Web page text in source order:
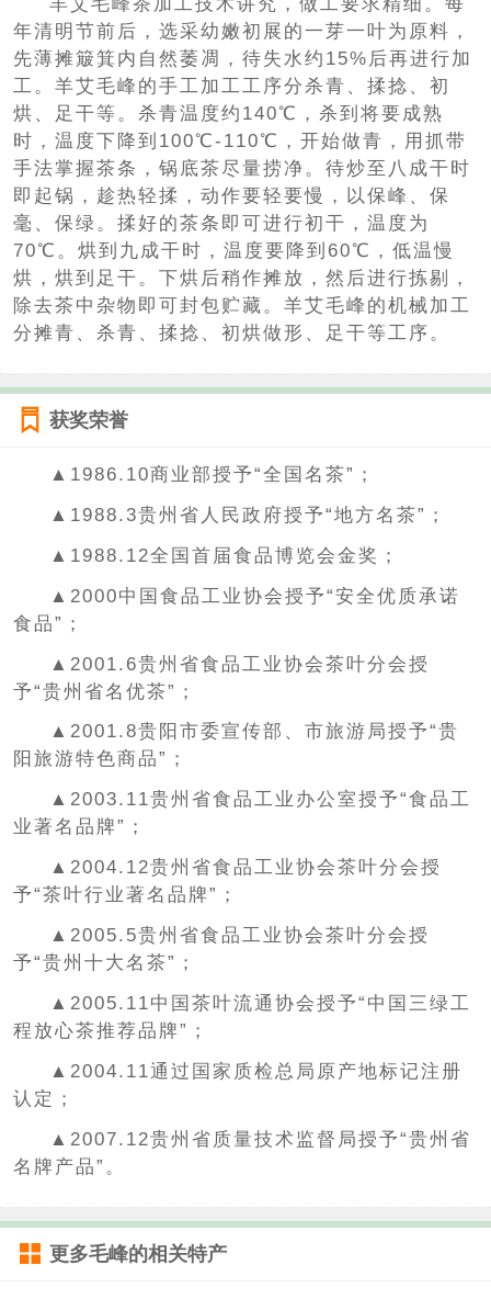
年清明节前后，选采幼嫩初展的一芽一叶为原料，
先薄摊簸箕内自然萎凋，待失水约15%后再进行加
工。羊艾毛峰的手工加工工序分杀青、揉捻、初
烘、足干等。杀青温度约140℃，杀到将要成熟
时，温度下降到100℃-110℃，开始做青，用抓带
手法掌握茶条，锅底茶尽量捞净。待炒至八成干时
即起锅，趁热轻揉，动作要轻要慢，以保峰、保
毫、保绿。揉好的茶条即可进行初干，温度为
70℃。烘到九成干时，温度要降到60℃，低温慢
烘，烘到足干。下烘后稍作摊放，然后进行拣剔，
除去茶中杂物即可封包贮藏。羊艾毛峰的机械加工
分摊青、杀青、揉捻、初烘做形、足干等工序。
获奖荣誉
▲1986.10商业部授予“全国名茶”；
▲1988.3贵州省人民政府授予“地方名茶”；
▲1988.12全国首届食品博览会金奖；
▲2000中国食品工业协会授予“安全优质承诺
食品”；
▲2001.6贵州省食品工业协会茶叶分会授
予“贵州省名优茶”；
▲2001.8贵阳市委宣传部、市旅游局授予“贵
阳旅游特色商品”；
▲2003.11贵州省食品工业办公室授予“食品工
业著名品牌”；
▲2004.12贵州省食品工业协会茶叶分会授
予“茶叶行业著名品牌”；
▲2005.5贵州省食品工业协会茶叶分会授
予“贵州十大名茶”；
▲2005.11中国茶叶流通协会授予“中国三绿工
程放心茶推荐品牌”；
▲2004.11通过国家质检总局原产地标记注册
认定；
▲2007.12贵州省质量技术监督局授予“贵州省
名牌产品”。
更多毛峰的相关特产